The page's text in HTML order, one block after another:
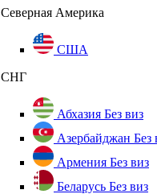
Северная Америка
США
СНГ
Абхазия Без виз
Азербайджан Без
Армения Без виз
Беларусь Без виз